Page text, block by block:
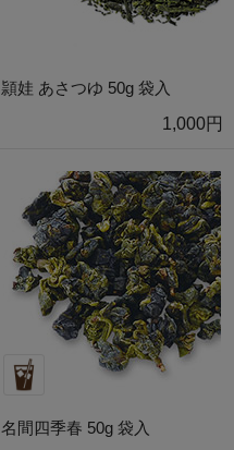
頴娃 あさつゆ 50g 袋入
1,000円
名間四季春 50g 袋入